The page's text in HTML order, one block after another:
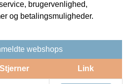
brugervenlighed,
og betalingsmuligheder.
webshops
Stjerner Link